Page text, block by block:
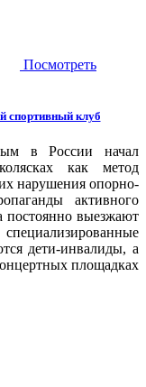
Посмотреть
спортивный клуб
в России начал
как метод
нарушения опорно-
активного
постоянно выезжают
дети-инвалиды, а
площадках